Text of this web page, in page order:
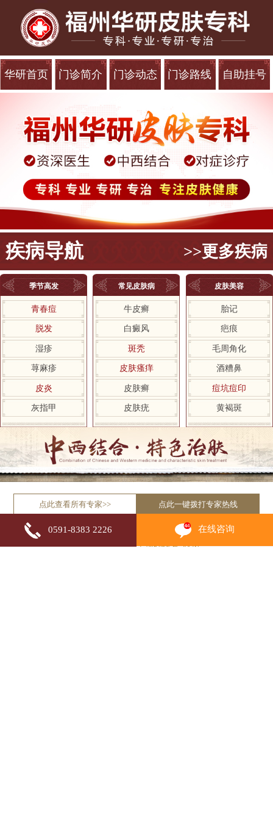
华研首页 门诊简介 门诊动态 门诊路线 自助挂号
疾病导航 >>更多疾病
季节高发
青春痘
脱发
湿疹
荨麻疹
皮炎
灰指甲
常见皮肤病
牛皮癣
白癜风
斑秃
皮肤瘙痒
皮肤癣
皮肤疣
皮肤美容
胎记
疤痕
毛周角化
酒糟鼻
痘坑痘印
黄褐斑
点此查看所有专家>> 点此一键拨打专家热线
自助挂号平台
积极响应国家“网上预约挂号”政策
0591-8383 2226 在线咨询